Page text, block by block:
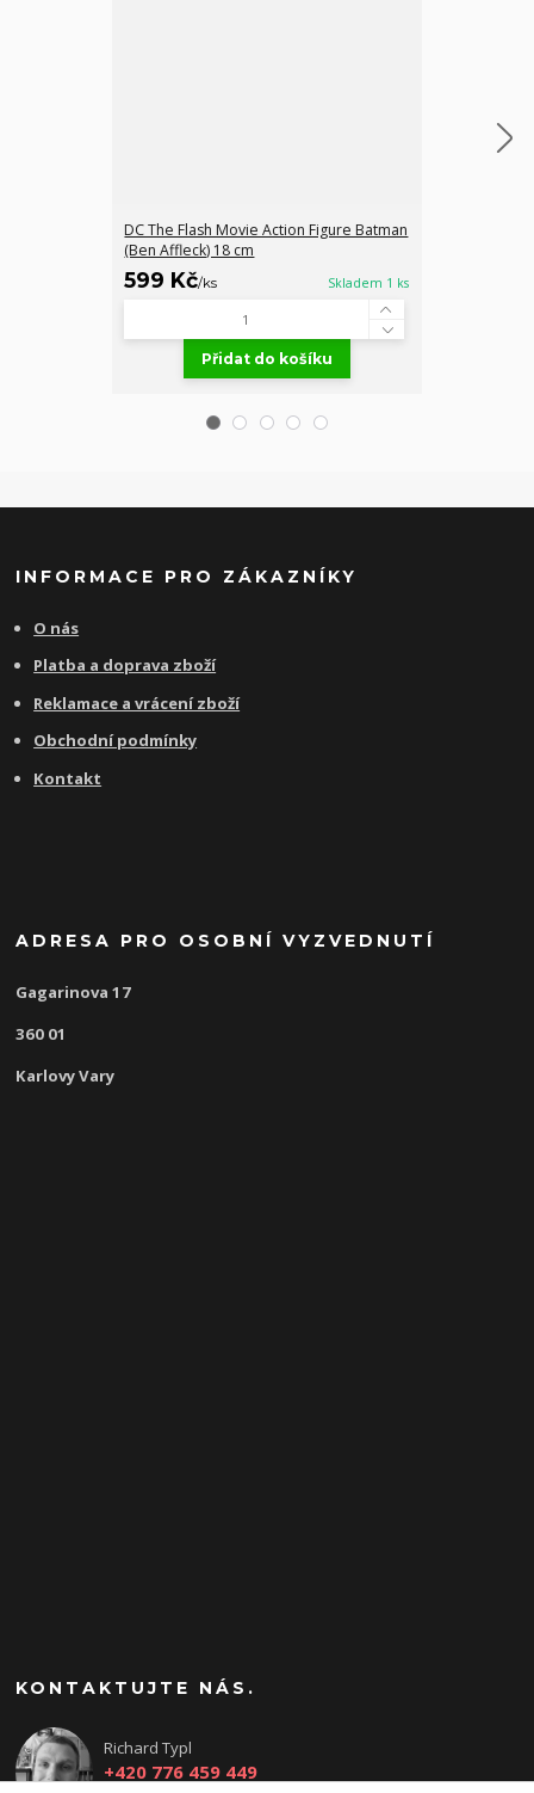
DC The Flash Movie Action Figure Batman
(Ben Affleck) 18 cm
599 Kč/ks Skladem 1 ks
Přidat do košíku
INFORMACE PRO ZÁKAZNÍKY
O nás
Platba a doprava zboží
Reklamace a vrácení zboží
Obchodní podmínky
Kontakt
ADRESA PRO OSOBNÍ VYZVEDNUTÍ
Gagarinova 17
360 01
Karlovy Vary
KONTAKTUJTE NÁS.
Richard Typl
+420 776 459 449